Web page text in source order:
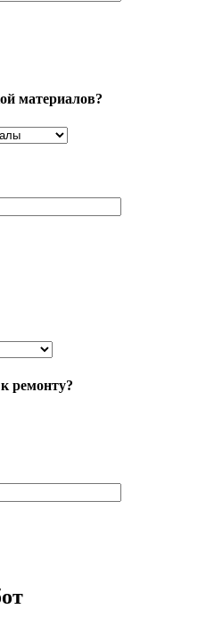
материалов?
ремонту?